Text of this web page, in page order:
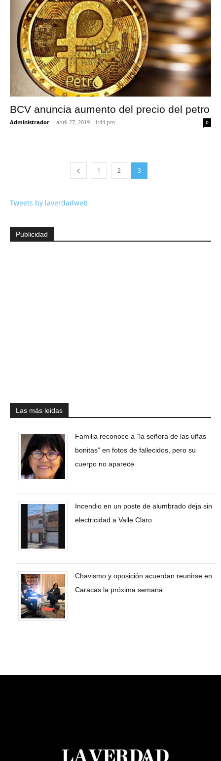
BCV anuncia aumento del precio del petro
Administrador - abril 27, 2019 - 1:44 pm 0
1 2 3
Tweets by laverdadweb
Publicidad
Las más leidas
Familia reconoce a “la señora de las uñas
bonitas” en fotos de fallecidos, pero su
cuerpo no aparece
Incendio en un poste de alumbrado deja sin
electricidad a Valle Claro
Chavismo y oposición acuerdan reunirse en
Caracas la próxima semana